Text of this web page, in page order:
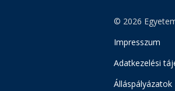
© 2026
Impresszum
Adatkezelési
Álláspályázatok